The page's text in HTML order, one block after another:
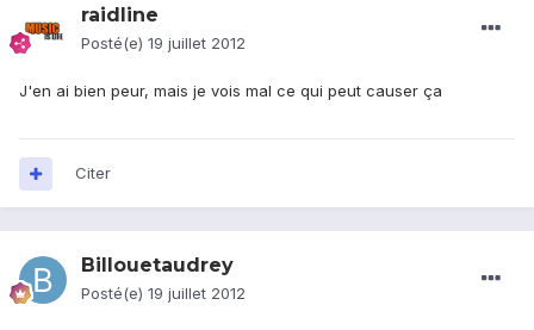
raidline
Posté(e) 19 juillet 2012
J'en ai bien peur, mais je vois mal ce qui peut causer ça
Citer
Billouetaudrey
Posté(e) 19 juillet 2012